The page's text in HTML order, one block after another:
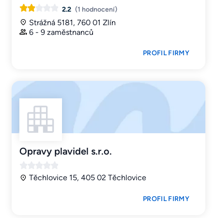
2.2 (1 hodnocení)
Strážná 5181, 760 01 Zlín
6 - 9 zaměstnanců
PROFIL FIRMY
Opravy plavidel s.r.o.
Těchlovice 15, 405 02 Těchlovice
PROFIL FIRMY